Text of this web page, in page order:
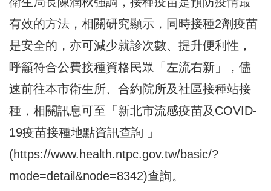
有效的方法，相關研究顯示，同時接種2劑疫苗
是安全的，亦可減少就診次數、提升便利性，
呼籲符合公費接種資格民眾「左流右新」，儘
速前往本市衛生所、合約院所及社區接種站接
種，相關訊息可至「新北市流感疫苗及COVID-
19疫苗接種地點資訊查詢 」
(https://www.health.ntpc.gov.tw/basic/?
mode=detail&node=8342)查詢。